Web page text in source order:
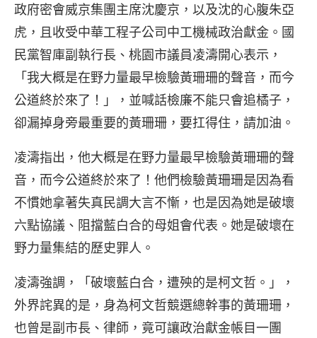
政府密會威京集團主席沈慶京，以及沈的心腹朱亞
虎，且收受中華工程子公司中工機械政治獻金。國
民黨智庫副執行長、桃園市議員凌濤開心表示，
「我大概是在野力量最早檢驗黃珊珊的聲音，而今
公道終於來了！」，並喊話檢廉不能只會追橘子，
卻漏掉身旁最重要的黃珊珊，要扛得住，請加油。
凌濤指出，他大概是在野力量最早檢驗黃珊珊的聲
音，而今公道終於來了！他們檢驗黃珊珊是因為看
不慣她拿著失真民調大言不慚，也是因為她是破壞
六點協議、阻擋藍白合的母姐會代表。她是破壞在
野力量集結的歷史罪人。
凌濤強調，「破壞藍白合，遭殃的是柯文哲。」，
外界詫異的是，身為柯文哲競選總幹事的黃珊珊，
也曾是副市長、律師，竟可讓政治獻金帳目一團